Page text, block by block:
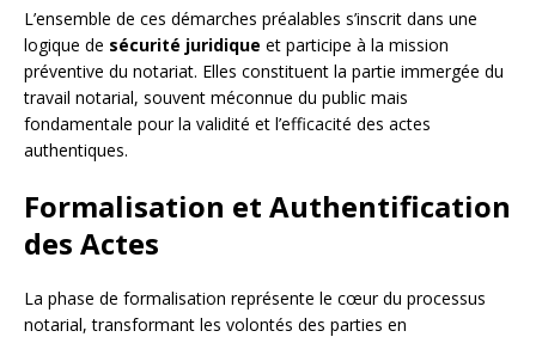
L’ensemble de ces démarches préalables s’inscrit dans une
logique de sécurité juridique et participe à la mission
préventive du notariat. Elles constituent la partie immergée du
travail notarial, souvent méconnue du public mais
fondamentale pour la validité et l’efficacité des actes
authentiques.
Formalisation et Authentification
des Actes
La phase de formalisation représente le cœur du processus
notarial, transformant les volontés des parties en